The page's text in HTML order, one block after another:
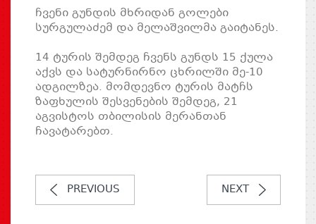
ჩვენი გუნდის მხრიდან გოლები
სურგულაძემ და მელაშვილმა გაიტანეს.
14 ტურის შემდეგ ჩვენს გუნდს 15 ქულა
აქვს და სატურნირნო ცხრილში მე-10
ადგილზეა. მომდევნო ტურის მატჩს
ზაფხულის შესვენების შემდეგ, 21
აგვისტოს თბილისის მერანთან
ჩავატარებთ.
PREVIOUS NEXT